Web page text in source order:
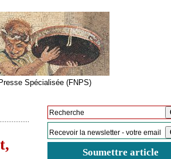
Spécialisée (FNPS)
Soumettre article